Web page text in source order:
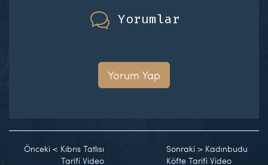
Yorumlar
Yorum Yap
Önceki < Kıbrıs Tatlısı
Tarifi Video
Sonraki > Kadınbudu
Köfte Tarifi Video